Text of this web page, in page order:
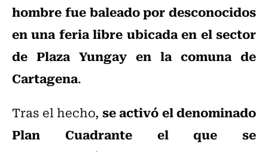
hombre fue baleado por desconocidos
en una feria libre ubicada en el sector
de Plaza Yungay en la comuna de
Cartagena.
Tras el hecho, se activó el denominado
Plan Cuadrante el que se